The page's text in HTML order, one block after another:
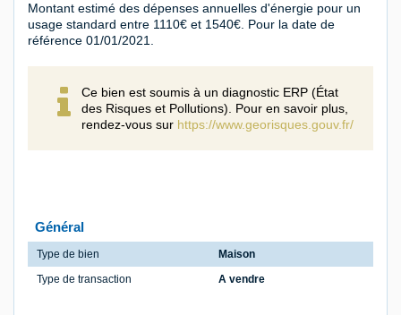
Montant estimé des dépenses annuelles d'énergie pour un
usage standard entre 1110€ et 1540€. Pour la date de
référence 01/01/2021.
Ce bien est soumis à un diagnostic ERP (État
des Risques et Pollutions). Pour en savoir plus,
rendez-vous sur https://www.georisques.gouv.fr/
Général
Type de bien
Maison
Type de transaction
A vendre